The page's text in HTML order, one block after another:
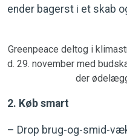
ender bagerst i et skab
Greenpeace deltog i
d. 29. november med
der
2. Køb smart
– Drop brug-og-smid-